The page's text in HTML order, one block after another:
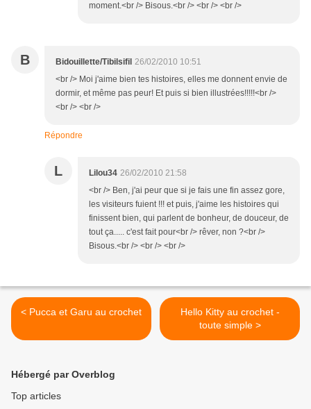
moment.<br /> Bisous.<br /> <br /> <br />
B Bidouillette/Tibilsifil 26/02/2010 10:51
<br /> Moi j'aime bien tes histoires, elles me donnent envie de
dormir, et même pas peur! Et puis si bien illustrées!!!!!<br />
<br /> <br />
Répondre
L Lilou34 26/02/2010 21:58
<br /> Ben, j'ai peur que si je fais une fin assez gore,
les visiteurs fuient !!! et puis, j'aime les histoires qui
finissent bien, qui parlent de bonheur, de douceur, de
tout ça..... c'est fait pour<br /> rêver, non ?<br />
Bisous.<br /> <br /> <br />
< Pucca et Garu au crochet
Hello Kitty au crochet -
toute simple >
Hébergé par Overblog
Top articles